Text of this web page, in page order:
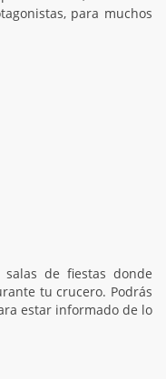
para muchos
salas de fiestas donde
tu crucero. Podrás
estar informado de lo